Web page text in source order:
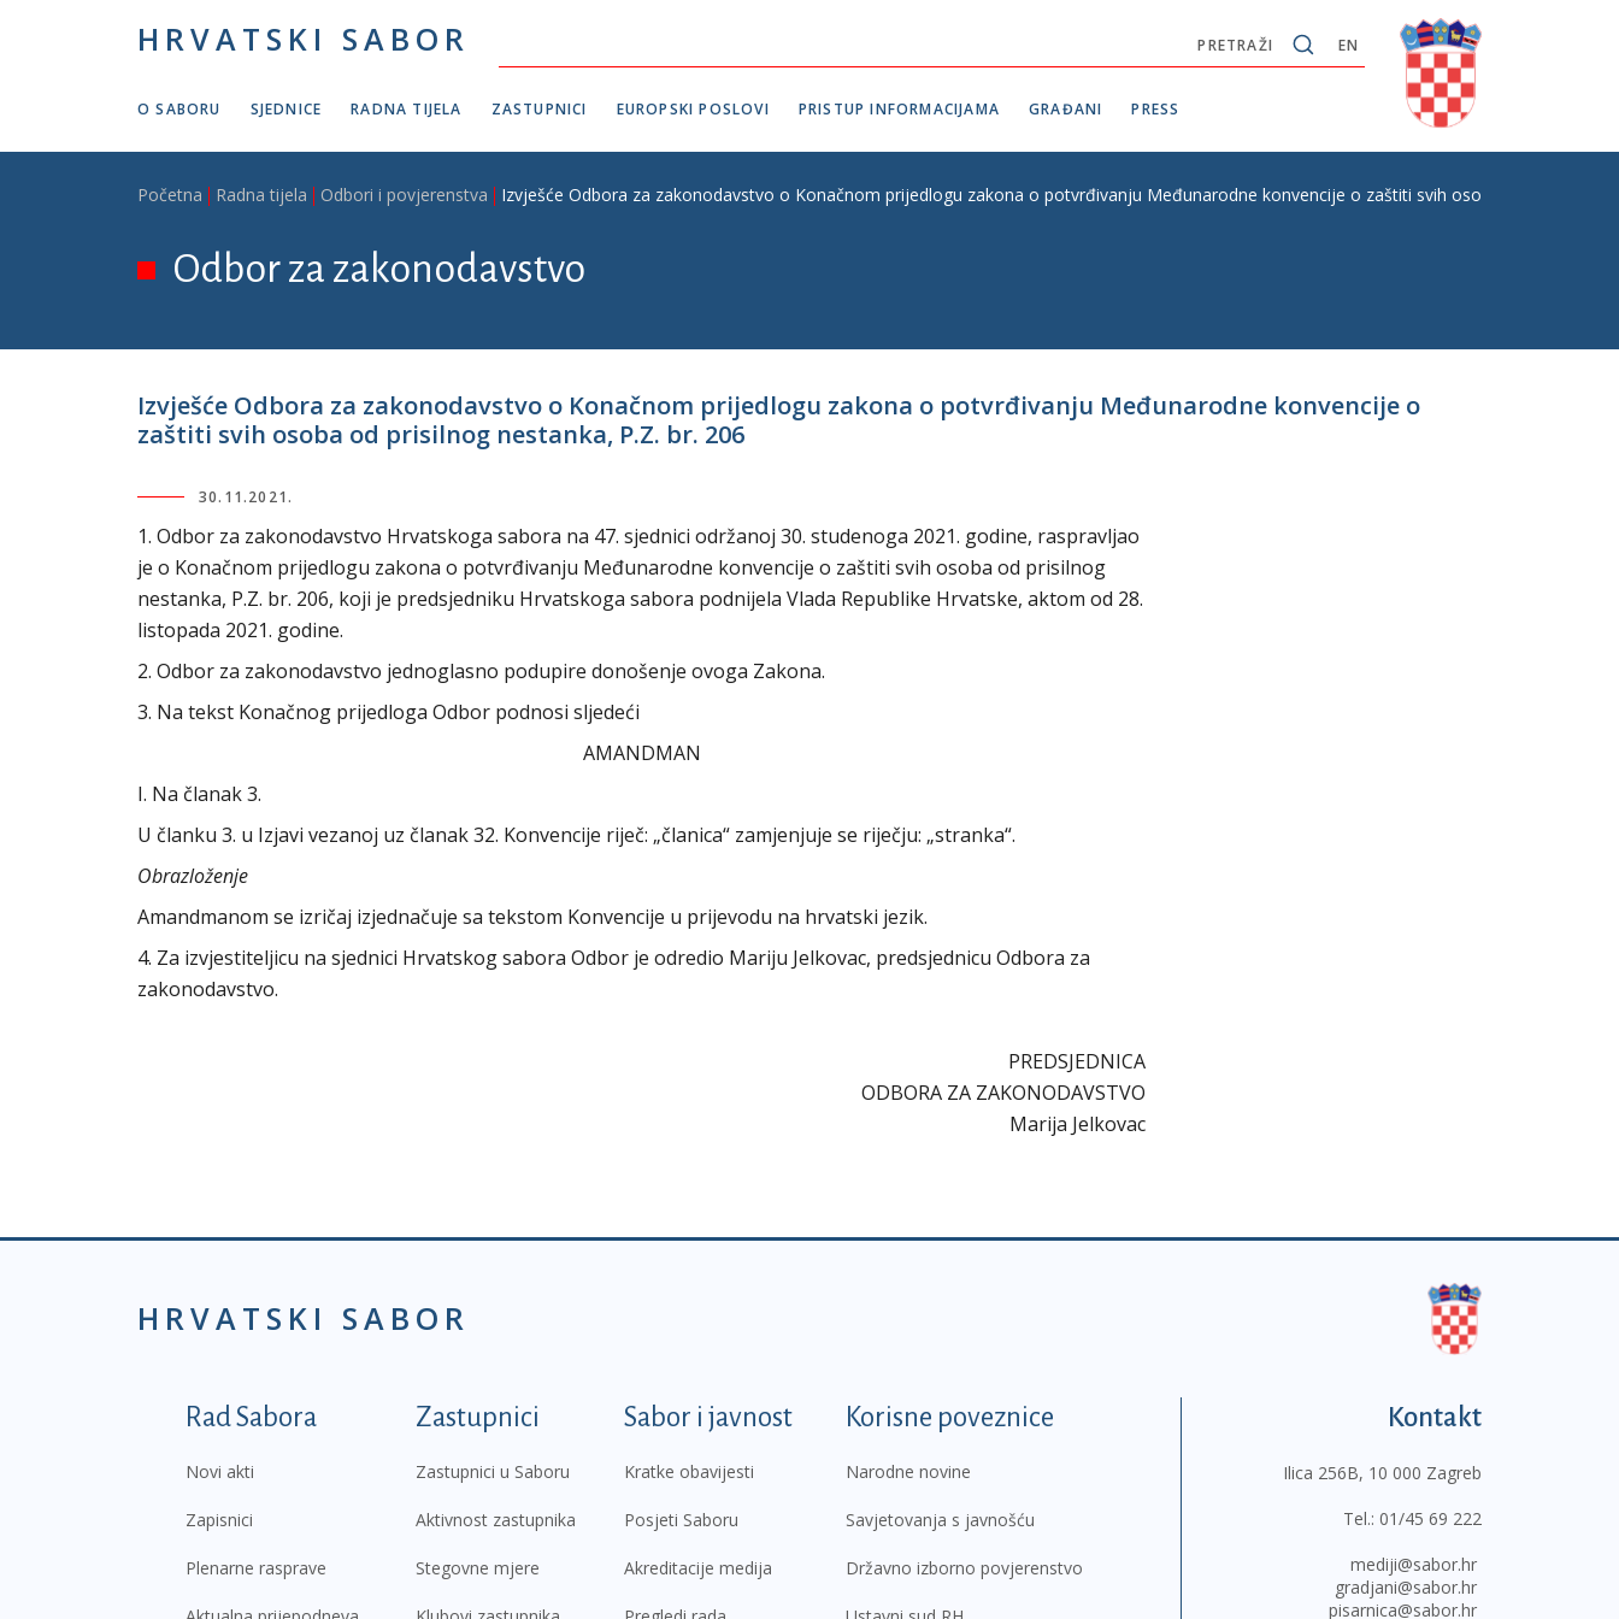
HRVATSKI SABOR EN
PRETRAŽI
O SABORU SJEDNICE RADNA TIJELA ZASTUPNICI EUROPSKI POSLOVI PRISTUP INFORMACIJAMA GRAĐANI PRESS
Breadcrumb
Početna Radna tijela Odbori i povjerenstva Izvješće Odbora za zakonodavstvo o Konačnom prijedlogu zakona o potvrđivanju Međunarodne konvencije o zaštiti svih osoba od prisilnog
Odbor za zakonodavstvo
Izvješće Odbora za zakonodavstvo o Konačnom prijedlogu zakona o potvrđivanju Međunarodne konvencije o
zaštiti svih osoba od prisilnog nestanka, P.Z. br. 206
30.11.2021.
1. Odbor za zakonodavstvo Hrvatskoga sabora na 47. sjednici održanoj 30. studenoga 2021. godine, raspravljao
je o Konačnom prijedlogu zakona o potvrđivanju Međunarodne konvencije o zaštiti svih osoba od prisilnog
nestanka, P.Z. br. 206, koji je predsjedniku Hrvatskoga sabora podnijela Vlada Republike Hrvatske, aktom od 28.
listopada 2021. godine.
2. Odbor za zakonodavstvo jednoglasno podupire donošenje ovoga Zakona.
3. Na tekst Konačnog prijedloga Odbor podnosi sljedeći
AMANDMAN
I. Na članak 3.
U članku 3. u Izjavi vezanoj uz članak 32. Konvencije riječ: „članica“ zamjenjuje se riječju: „stranka“.
Obrazloženje
Amandmanom se izričaj izjednačuje sa tekstom Konvencije u prijevodu na hrvatski jezik.
4. Za izvjestiteljicu na sjednici Hrvatskog sabora Odbor je odredio Mariju Jelkovac, predsjednicu Odbora za
zakonodavstvo.
PREDSJEDNICA
ODBORA ZA ZAKONODAVSTVO
Marija Jelkovac
HRVATSKI SABOR
Podnožje prvi izbornik
Rad Sabora
Novi akti
Zapisnici
Plenarne rasprave
Zastupnici
Zastupnici u Saboru
Aktivnost zastupnika
Stegovne mjere
Sabor i javnost
Kratke obavijesti
Posjeti Saboru
Akreditacije medija
Korisne poveznice
Narodne novine
Savjetovanja s javnošću
Državno izborno povjerenstvo
Kontakt
Ilica 256B, 10 000 Zagreb
Tel.: 01/45 69 222
mediji@sabor.hr
gradjani@sabor.hr
pisarnica@sabor.hr